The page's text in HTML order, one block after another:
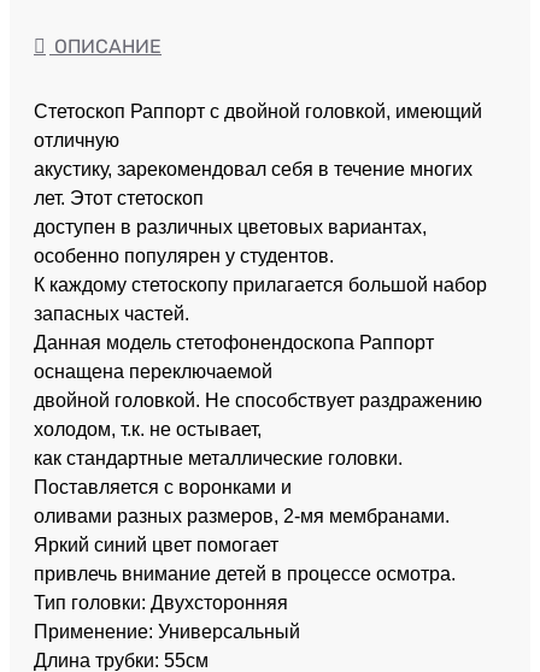
ОПИСАНИЕ
Стетоскоп Раппорт с двойной головкой, имеющий
отличную
акустику, зарекомендовал себя в течение многих
лет. Этот стетоскоп
доступен в различных цветовых вариантах,
особенно популярен у студентов.
К каждому стетоскопу прилагается большой набор
запасных частей.
Данная модель стетофонендоскопа Раппорт
оснащена переключаемой
двойной головкой. Не способствует раздражению
холодом, т.к. не остывает,
как стандартные металлические головки.
Поставляется с воронками и
оливами разных размеров, 2-мя мембранами.
Яркий синий цвет помогает
привлечь внимание детей в процессе осмотра.
Тип головки: Двухсторонняя
Применение: Универсальный
Длина трубки: 55см